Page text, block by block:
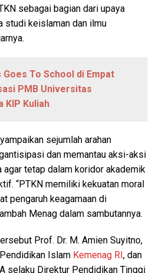
sebagai bagian dari upaya
studi keislaman dan ilmu
Goes To School di Empat
PMB Universitas
KIP Kuliah
sejumlah arahan
dan memantau aksi-aksi
tetap dalam koridor akademik
“PTKN memiliki kekuatan moral
pengaruh keagamaan di
Menag dalam sambutannya.
Prof. Dr. M. Amien Suyitno,
Islam Kemenag RI, dan
selaku Direktur Pendidikan Tinggi